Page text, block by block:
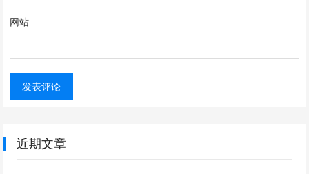
网站
近期文章